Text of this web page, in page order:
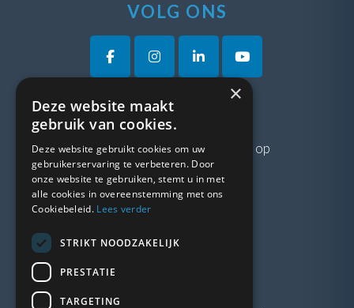
VOLG ONS
VRAGEN?
Neem gerustcontactmet ons op
LINKS
Blogs
Algemene voorwaarden
×
Deze website maakt
gebruik van cookies.
Deze website gebruikt cookies om uw
gebruikerservaring te verbeteren. Door
onze website te gebruiken, stemt u in met
alle cookies in overeenstemming met ons
Cookiebeleid. Lees verder
STRIKT NOODZAKELIJK
PRESTATIE
TARGETING